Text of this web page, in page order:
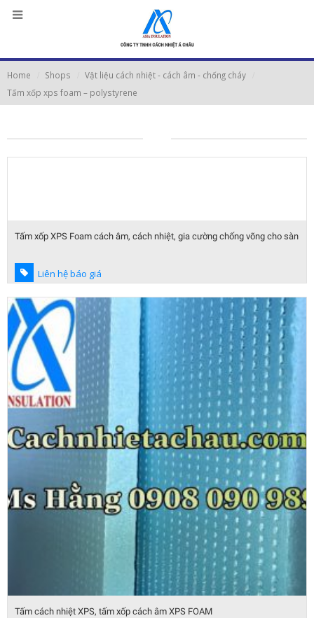
Home Shops
Vật liệu cách nhiệt - cách âm - chống cháy
Tấm xốp xps foam – polystyrene
Tấm xốp XPS Foam cách âm, cách nhiệt, gia cường chống võng cho sàn
Liên hệ báo giá
Tấm cách nhiệt XPS, tấm xốp cách âm XPS FOAM